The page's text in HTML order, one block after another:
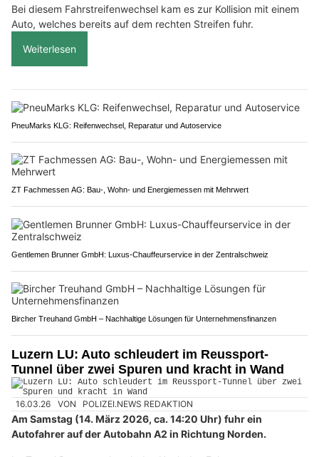
Bei diesem Fahrstreifenwechsel kam es zur Kollision mit einem
Auto, welches bereits auf dem rechten Streifen fuhr.
Weiterlesen
PneuMarks KLG: Reifenwechsel, Reparatur und Autoservice
ZT Fachmessen AG: Bau-, Wohn- und Energiemessen mit Mehrwert
Gentlemen Brunner GmbH: Luxus-Chauffeurservice in der Zentralschweiz
Bircher Treuhand GmbH – Nachhaltige Lösungen für Unternehmensfinanzen
Luzern LU: Auto schleudert im Reussport-
Tunnel über zwei Spuren und kracht in Wand
16.03.26 VON POLIZEI.NEWS REDAKTION
Am Samstag (14. März 2026, ca. 14:20 Uhr) fuhr ein
Autofahrer auf der Autobahn A2 in Richtung Norden.